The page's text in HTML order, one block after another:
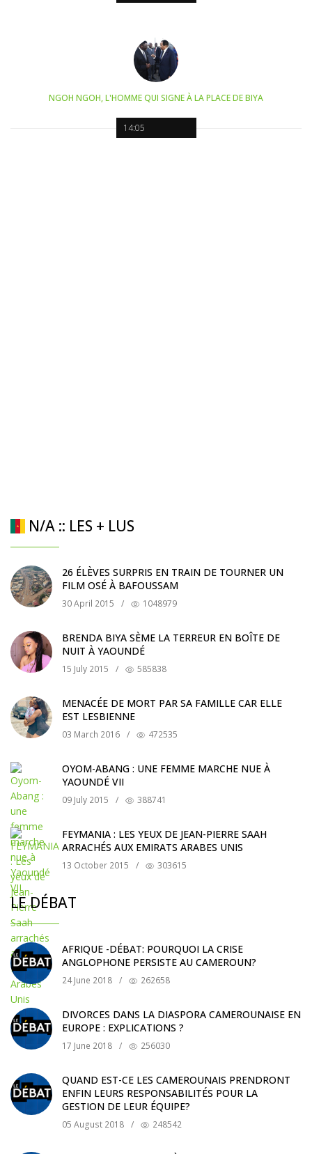
14:05
NGOH NGOH, L'HOMME QUI SIGNE À LA PLACE DE BIYA
N/A :: LES + LUS
26 ÉLÈVES SURPRIS EN TRAIN DE TOURNER UN
FILM OSÉ À BAFOUSSAM
30 April 2015 / 1048979
BRENDA BIYA SÈME LA TERREUR EN BOÎTE DE
NUIT À YAOUNDÉ
15 July 2015 / 585838
MENACÉE DE MORT PAR SA FAMILLE CAR ELLE
EST LESBIENNE
03 March 2016 / 472535
OYOM-ABANG : UNE FEMME MARCHE NUE À
YAOUNDÉ VII
09 July 2015 / 388741
FEYMANIA : LES YEUX DE JEAN-PIERRE SAAH
ARRACHÉS AUX EMIRATS ARABES UNIS
13 October 2015 / 303615
LE DÉBAT
AFRIQUE -DÉBAT: POURQUOI LA CRISE
ANGLOPHONE PERSISTE AU CAMEROUN?
24 June 2018 / 262658
DIVORCES DANS LA DIASPORA CAMEROUNAISE EN
EUROPE : EXPLICATIONS ?
17 June 2018 / 256030
QUAND EST-CE LES CAMEROUNAIS PRENDRONT
ENFIN LEURS RESPONSABILITÉS POUR LA
GESTION DE LEUR ÉQUIPE?
05 August 2018 / 248542